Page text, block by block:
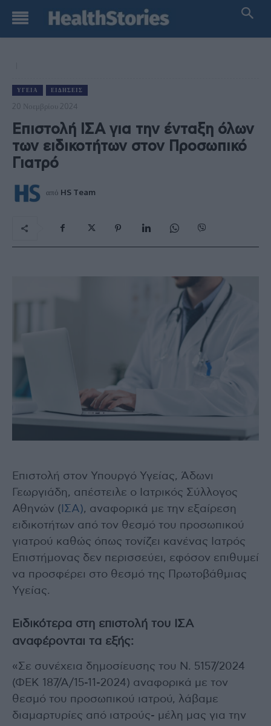
ΥΓΕΊΑ ΕΙΔΉΣΕΙΣ
20 Νοεμβρίου 2024
Επιστολή ΙΣΑ για την ένταξη όλων
των ειδικοτήτων στον Προσωπικό
Γιατρό
από HS Team
Επιστολή στον Υπουργό Υγείας, Άδωνι
Γεωργιάδη, απέστειλε ο Ιατρικός Σύλλογος
Αθηνών ( ΙΣΑ), αναφορικά με την εξαίρεση
ειδικοτήτων από τον θεσμό του προσωπικού
γιατρού καθώς όπως τονίζει κανένας Ιατρός
Επιστήμονας δεν περισσεύει, εφόσον επιθυμεί
να προσφέρει στο θεσμό της Πρωτοβάθμιας
Υγείας.
Ειδικότερα στη επιστολή του ΙΣΑ
αναφέρονται τα εξής:
«Σε συνέχεια δημοσίευσης του Ν. 5157/2024
(ΦΕΚ 187/Α/15-11-2024) αναφορικά με τον
θεσμό του προσωπικού ιατρού, λάβαμε
διαμαρτυρίες από ιατρούς- μέλη μας για την